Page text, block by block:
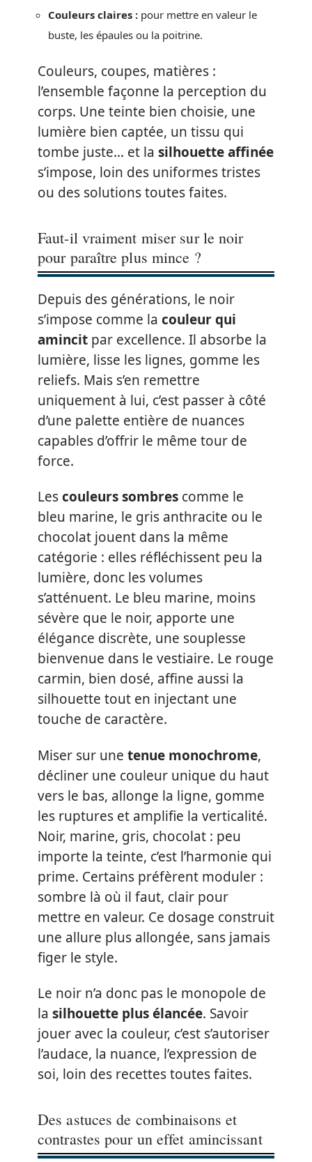
Couleurs claires : pour mettre en valeur le
buste, les épaules ou la poitrine.
Couleurs, coupes, matières :
l’ensemble façonne la perception du
corps. Une teinte bien choisie, une
lumière bien captée, un tissu qui
tombe juste… et la silhouette affinée
s’impose, loin des uniformes tristes
ou des solutions toutes faites.
Faut-il vraiment miser sur le noir
pour paraître plus mince ?
Depuis des générations, le noir
s’impose comme la couleur qui
amincit par excellence. Il absorbe la
lumière, lisse les lignes, gomme les
reliefs. Mais s’en remettre
uniquement à lui, c’est passer à côté
d’une palette entière de nuances
capables d’offrir le même tour de
force.
Lescouleurs sombres comme le
bleu marine, le gris anthracite ou le
chocolat jouent dans la même
catégorie : elles réfléchissent peu la
lumière, donc les volumes
s’atténuent. Le bleu marine, moins
sévère que le noir, apporte une
élégance discrète, une souplesse
bienvenue dans le vestiaire. Le rouge
carmin, bien dosé, affine aussi la
silhouette tout en injectant une
touche de caractère.
Miser sur une tenue monochrome,
décliner une couleur unique du haut
vers le bas, allonge la ligne, gomme
les ruptures et amplifie la verticalité.
Noir, marine, gris, chocolat : peu
importe la teinte, c’est l’harmonie qui
prime. Certains préfèrent moduler :
sombre là où il faut, clair pour
mettre en valeur. Ce dosage construit
une allure plus allongée, sans jamais
figer le style.
Le noir n’a donc pas le monopole de
la silhouette plus élancée. Savoir
jouer avec la couleur, c’est s’autoriser
l’audace, la nuance, l’expression de
soi, loin des recettes toutes faites.
Des astuces de combinaisons et
contrastes pour un effet amincissant